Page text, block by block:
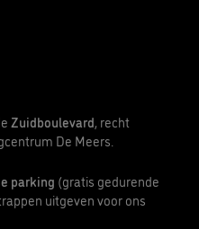
Zuidboulevard, recht
De Meers.
parking (gratis gedurende
uitgeven voor ons